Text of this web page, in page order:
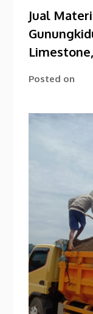
Jual
Posted on